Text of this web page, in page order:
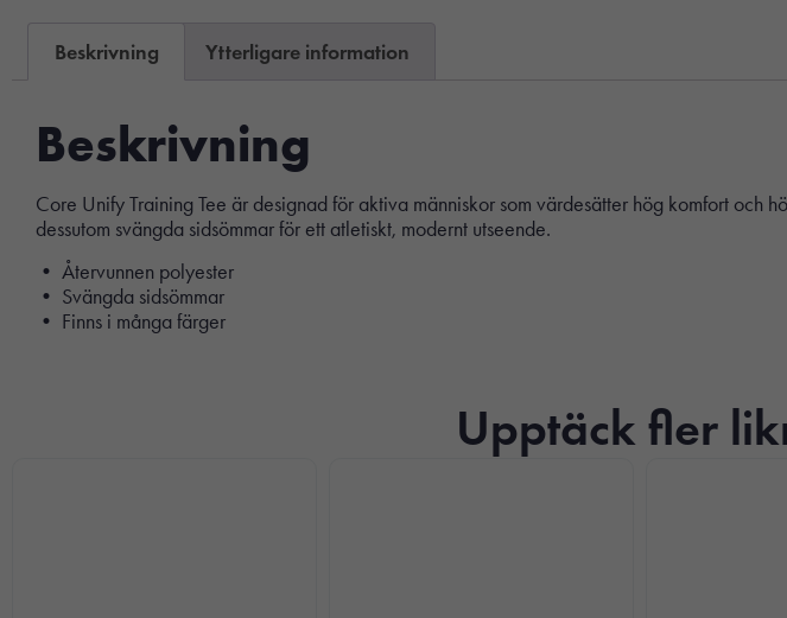
Beskrivning Ytterligare information
Beskrivning
Core Unify Training Tee är designad för aktiva människor som värdesätter hög komfort
dessutom svängda sidsömmar för ett atletiskt, modernt utseende.
• Återvunnen polyester
• Svängda sidsömmar
• Finns i många färger
Upptäck fler